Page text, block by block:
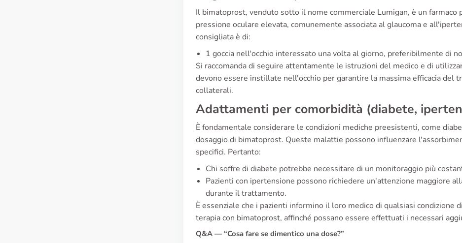
Il bimatoprost, venduto sotto il nome commerciale Lumigan, è un
pressione oculare elevata, comunemente associata al glaucoma e
consigliata è di:
1 goccia nell'occhio interessato una volta al giorno, preferibilmente di
Si raccomanda di seguire attentamente le istruzioni del medico e di
devono essere instillate nell'occhio per garantire la massima efficacia del
collaterali.
Adattamenti per comorbidità (diabete,
È fondamentale considerare le condizioni mediche preesistenti, come
dosaggio di bimatoprost. Queste malattie possono influenzare
specifici. Pertanto:
Chi soffre di diabete potrebbe necessitare di un monitoraggio più
Pazienti con ipertensione possono richiedere un'attenzione maggiore
durante il trattamento.
È essenziale che i pazienti informino il loro medico di qualsiasi condizione
terapia con bimatoprost, affinché possano essere effettuati i necessari
Q&A — “Cosa fare se dimentico una dose?”